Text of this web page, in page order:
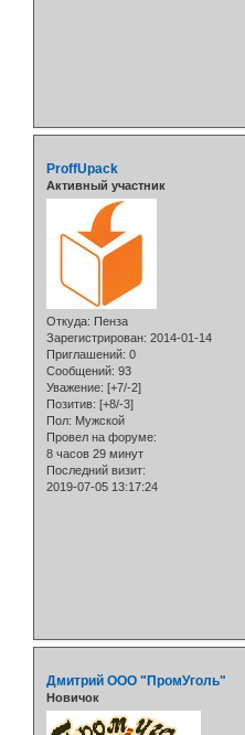
ProffUpack
Активный участник
Откуда: Пенза
Зарегистрирован: 2014-01-14
Приглашений: 0
Сообщений: 93
Уважение: [+7/-2]
Позитив: [+8/-3]
Пол: Мужской
Провел на форуме:
8 часов 29 минут
Последний визит:
2019-07-05 13:17:24
Дмитрий ООО "ПромУголь"
Новичок